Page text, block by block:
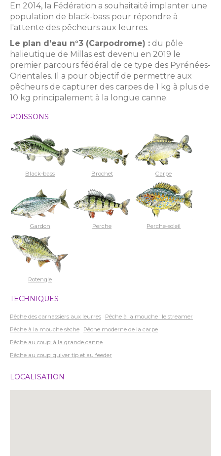
En 2014, la Fédération a souhaitaité implanter une
population de black-bass pour répondre à
l'attente des pêcheurs aux leurres.
Le plan d'eau n°3 (Carpodrome) : du pôle
halieutique de Millas est devenu en 2019 le
premier parcours fédéral de ce type des Pyrénées-
Orientales. Il a pour objectif de permettre aux
pêcheurs de capturer des carpes de 1 kg à plus de
10 kg principalement à la longue canne.
POISSONS
Black-bass Brochet Carpe
Gardon Perche Perche-soleil
Rotengle
TECHNIQUES
Pêche des carnassiers aux leurres
Pêche à la mouche : le streamer
Pêche à la mouche sèche
Pêche moderne de la carpe
Pêche au coup: à la grande canne
Pêche au coup: quiver tip et au feeder
LOCALISATION